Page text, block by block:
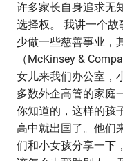
许多家长自身追求无
选择权。 我讲一个
少做一些慈善事业，
（McKinsey &
女儿来我们办公室，
多数外企高管的家庭
你知道的，这样的孩
高中就出国了。他们
们和小女孩分享一下